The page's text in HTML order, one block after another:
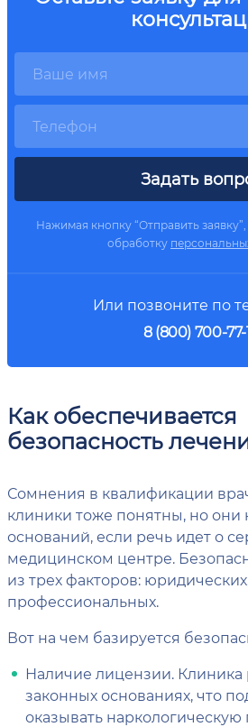
Задать
Нажимая кнопку “Отправить
обработку
Или позвоните по
8 (800) 700-77-
Как обеспечивается
безопасность
Сомнения в квалификации
клиники тоже понятны, но
оснований, если речь идет о
медицинском центре.
из трех факторов:
профессиональных.
Вот на чем базируется
Наличие лицензии. Клиника
законных основаниях, что
оказывать